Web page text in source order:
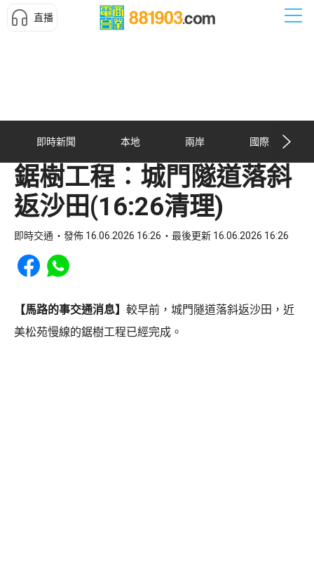
直播
即時新聞 本地 兩岸 國際
鋸樹工程︰城門隧道落斜
返沙田(16:26清理)
即時交通 發佈 16.06.2026 16:26 最後更新 16.06.2026 16:26
Share to Facebook
Share to WhatsApp
【馬路的事交通消息】 較早前，城門隧道落斜返沙田，近
美松苑慢線的鋸樹工程已經完成。